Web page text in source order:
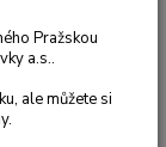
Pražskou
a.s..
ale můžete si